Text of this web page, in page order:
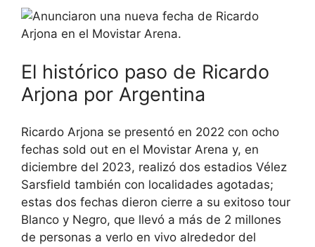
El histórico paso de Ricardo
Arjona por Argentina
Ricardo Arjona se presentó en 2022 con ocho
fechas sold out en el Movistar Arena y, en
diciembre del 2023, realizó dos estadios Vélez
Sarsfield también con localidades agotadas;
estas dos fechas dieron cierre a su exitoso tour
Blanco y Negro, que llevó a más de 2 millones
de personas a verlo en vivo alrededor del